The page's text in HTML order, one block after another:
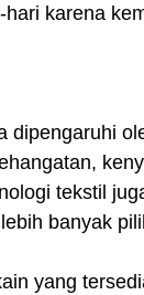
karena
dipengaruhi
tekstil
banyak
yang